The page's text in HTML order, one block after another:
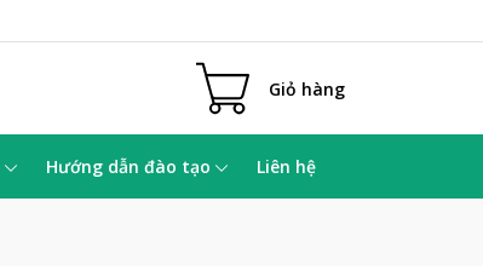
Giỏ hàng
Hướng dẫn đào tạo Liên hệ